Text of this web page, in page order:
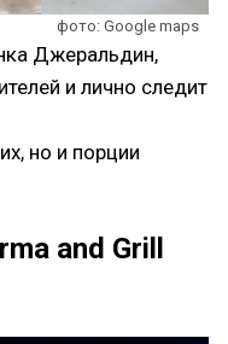
фото: Google maps
Джеральдин,
и лично следит
но и порции
and Grill